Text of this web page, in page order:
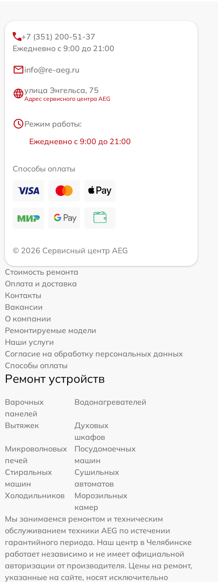
+7 (351) 200-51-37
Ежедневно с 9:00 до 21:00
info@re-aeg.ru
улица Энгельса, 75
Адрес сервисного центра AEG
Режим работы:
Ежедневно с 9:00 до 21:00
Способы оплаты
© 2026 Сервисный центр AEG
Стоимость ремонта
Оплата и доставка
Контакты
Вакансии
О компании
Ремонтируемые модели
Наши услуги
Согласие на обработку персональных данных
Способы оплаты
Ремонт устройств
Варочных
панелей
Водонагревателей
Вытяжек
Духовых
шкафов
Микроволновых
печей
Посудомоечных
машин
Стиральных
машин
Сушильных
автоматов
Холодильников
Морозильных
камер
Мы занимаемся ремонтом и техническим
обслуживанием техники AEG по истечении
гарантийного периода. Наш центр в Челябинске
работает независимо и не имеет официальной
авторизации от производителя. Цены на ремонт,
указанные на сайте, носят исключительно